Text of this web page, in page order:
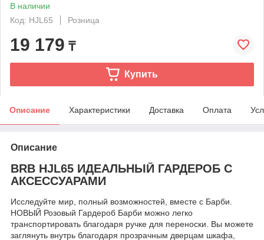
В наличии
Код: HJL65
Розница
19 179 ₸
Купить
Описание Характеристики Доставка Оплата
Описание
BRB HJL65 ИДЕАЛЬНЫЙ ГАРДЕРОБ С
АКСЕССУАРАМИ
Исследуйте мир, полный возможностей, вместе с Барби.
НОВЫЙ Розовый Гардероб Барби можно легко
транспортировать благодаря ручке для переноски. Вы можете
заглянуть внутрь благодаря прозрачным дверцам шкафа,